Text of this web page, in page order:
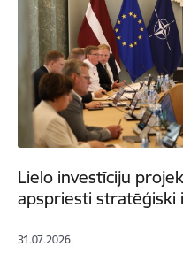
Lielo investīciju
apspriesti stratēģiski
31.07.2026.